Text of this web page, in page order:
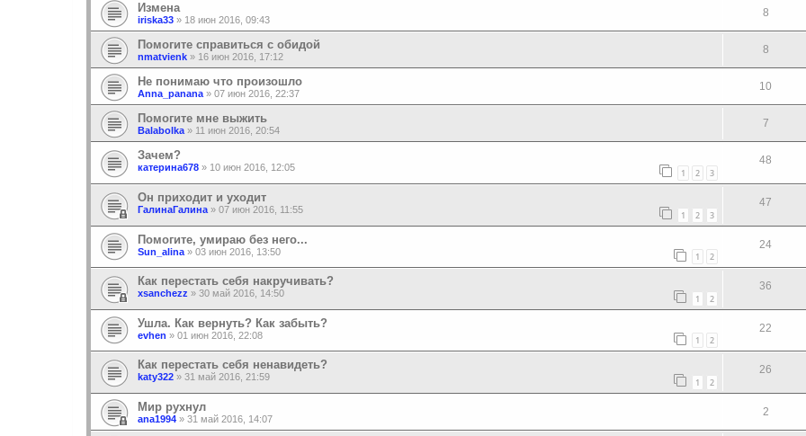
Измена
iriska33 » 18 июн 2016, 09:43
8
Помогите справиться с обидой
nmatvienk » 16 июн 2016, 17:12
8
Не понимаю что произошло
Anna_panana » 07 июн 2016, 22:37
10
Помогите мне выжить
Balabolka » 11 июн 2016, 20:54
7
Зачем?
катерина678 » 10 июн 2016, 12:05 1 2 3
48
Он приходит и уходит
ГалинаГалина » 07 июн 2016, 11:55 1 2 3
47
Помогите, умираю без него...
Sun_alina » 03 июн 2016, 13:50 1 2
24
Как перестать себя накручивать?
xsanchezz » 30 май 2016, 14:50 1 2
36
Ушла. Как вернуть? Как забыть?
evhen » 01 июн 2016, 22:08 1 2
22
Как перестать себя ненавидеть?
katy322 » 31 май 2016, 21:59 1 2
26
Мир рухнул
ana1994 » 31 май 2016, 14:07
2